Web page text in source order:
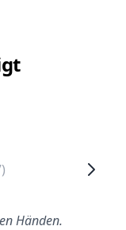
Händen.